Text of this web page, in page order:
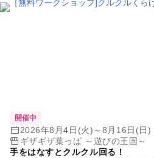
開催中
2026年8月4日(火)～8月16日(日)
ギザギザ葉っぱ ～遊びの王国～
手をはなすとクルクル回る！